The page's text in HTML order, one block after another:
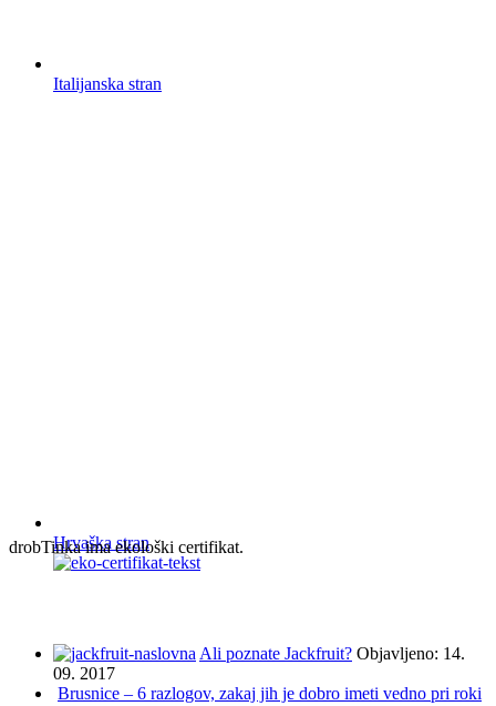
Italijanska stran
Hrvaška stran
drobTinka ima ekološki certifikat.
Ali poznate Jackfruit? Objavljeno: 14.
09. 2017
Brusnice – 6 razlogov, zakaj jih je dobro imeti vedno pri roki